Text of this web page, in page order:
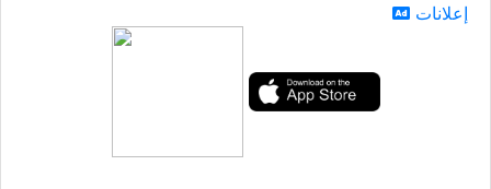
إعلانات